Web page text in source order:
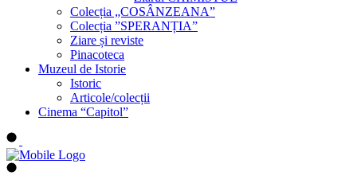
Colecția „COSÂNZEANA”
Colecția ”SPERANȚIA”
Ziare și reviste
Pinacoteca
Muzeul de Istorie
Istoric
Articole/colecții
Cinema “Capitol”